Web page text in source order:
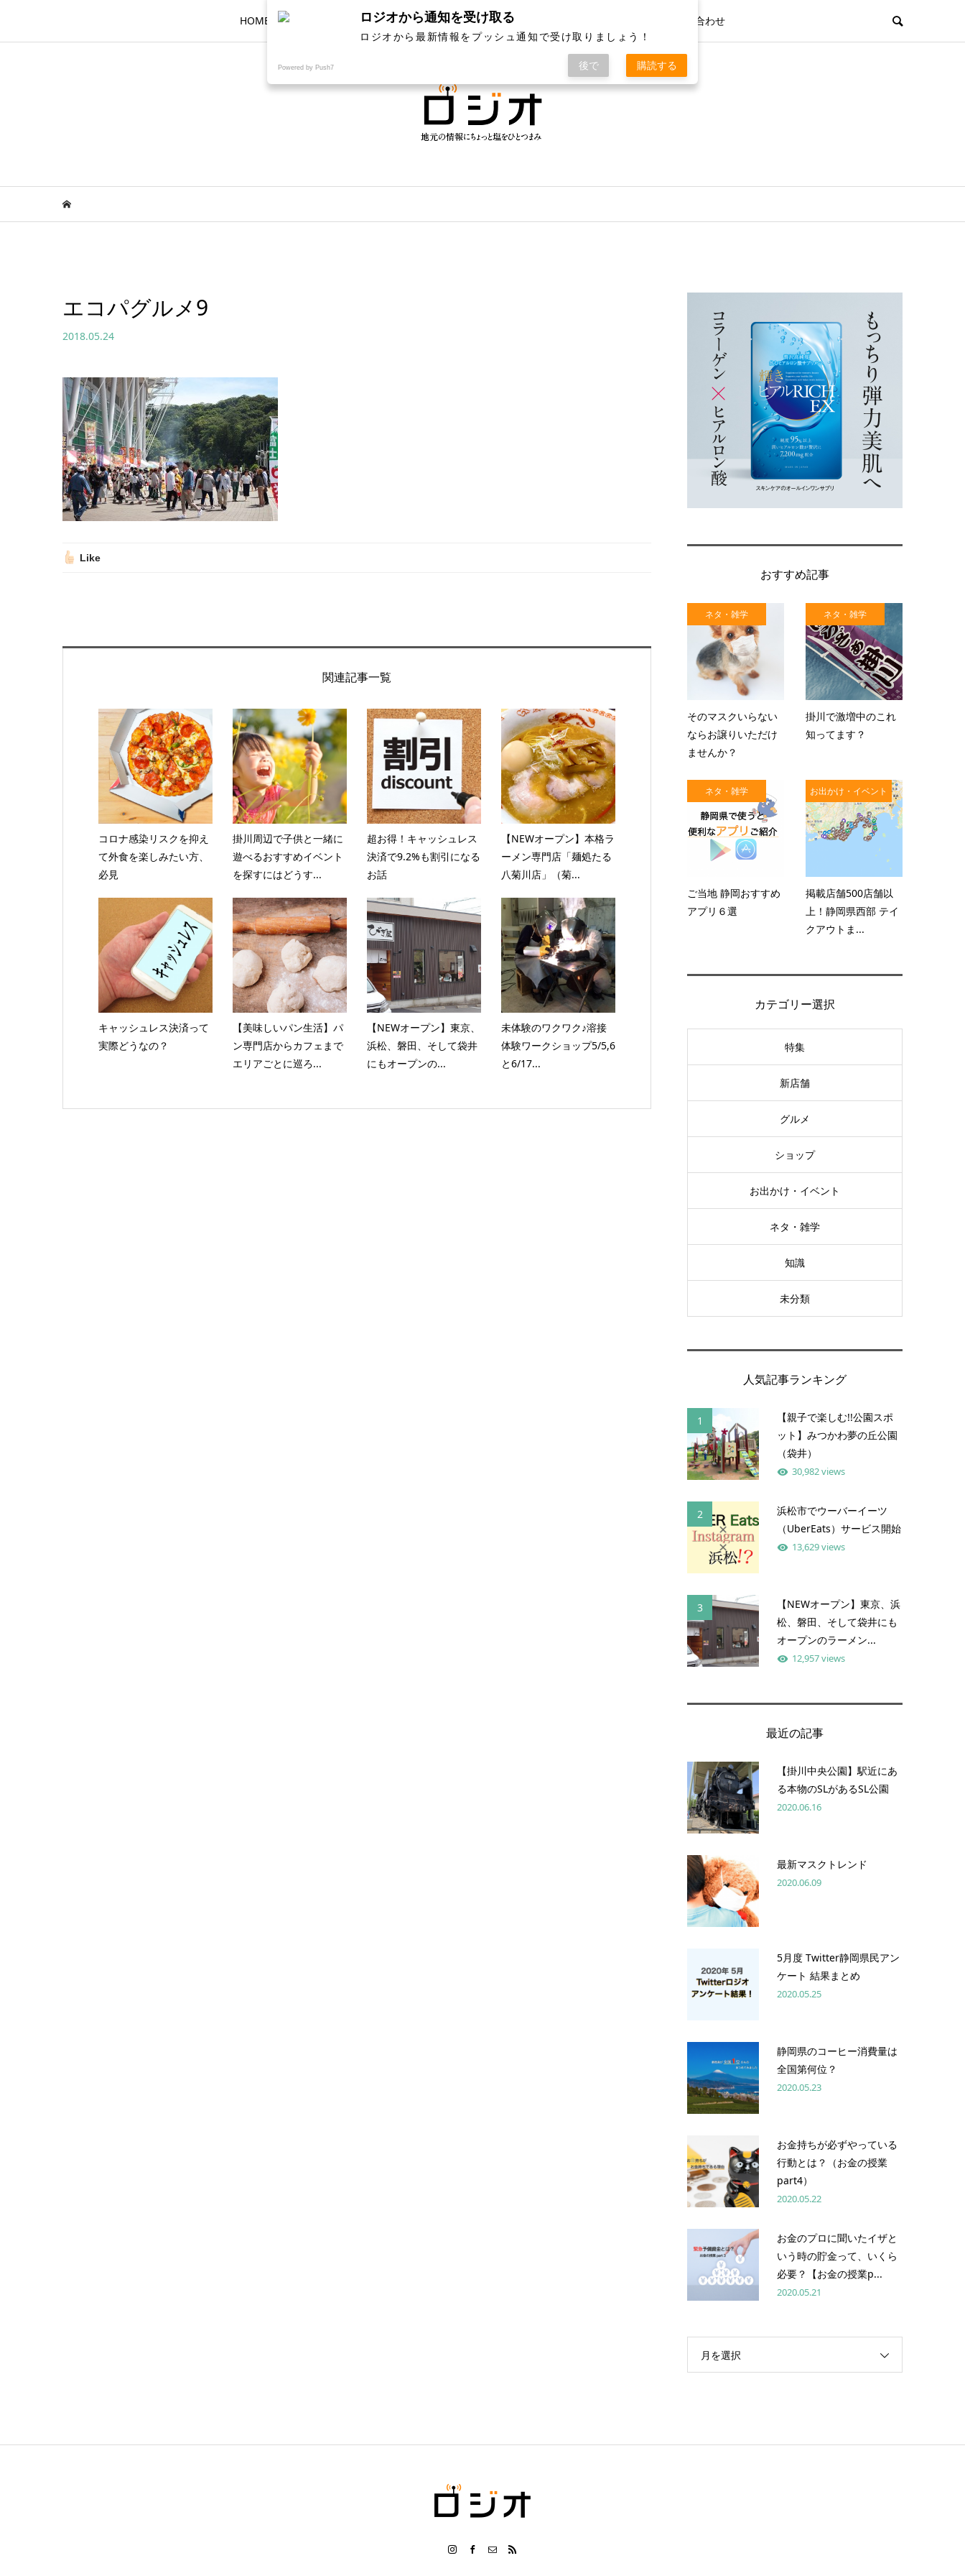
HOME ロジオって何？ 特集 記事ランキング お問い合わせ
エコパグルメ9
2018.05.24
Like
関連記事一覧
コロナ感染リスクを抑え
て外食を楽しみたい方、
必見
掛川周辺で子供と一緒に
遊べるおすすめイベント
を探すにはどうす...
超お得！キャッシュレス
決済で9.2%も割引になる
お話
【NEWオープン】本格ラ
ーメン専門店「麺処たる
八菊川店」（菊...
キャッシュレス決済って
実際どうなの？
【美味しいパン生活】パ
ン専門店からカフェまで
エリアごとに巡ろ...
【NEWオープン】東京、
浜松、磐田、そして袋井
にもオープンの...
未体験のワクワク♪溶接
体験ワークショップ5/5,6
と6/17...
おすすめ記事
ネタ・雑学
そのマスクいらない
ならお譲りいただけ
ませんか？
ネタ・雑学
掛川で激増中のこれ
知ってます？
ネタ・雑学
ご当地 静岡おすすめ
アプリ６選
お出かけ・イベント
掲載店舗500店舗以
上！静岡県西部 テイ
クアウトま...
カテゴリー選択
特集
新店舗
グルメ
ショップ
お出かけ・イベント
ネタ・雑学
知識
未分類
人気記事ランキング
1
【親子で楽しむ!!公園スポ
ット】みつかわ夢の丘公園
（袋井）
30,982 views
2
浜松市でウーバーイーツ
（UberEats）サービス開始
13,629 views
3
【NEWオープン】東京、浜
松、磐田、そして袋井にも
オープンのラーメン...
12,957 views
最近の記事
【掛川中央公園】駅近にあ
る本物のSLがあるSL公園
2020.06.16
最新マスクトレンド
2020.06.09
5月度 Twitter静岡県民アン
ケート 結果まとめ
2020.05.25
静岡県のコーヒー消費量は
全国第何位？
2020.05.23
お金持ちが必ずやっている
行動とは？（お金の授業
part4）
2020.05.22
お金のプロに聞いたイザと
いう時の貯金って、いくら
必要？【お金の授業p...
2020.05.21
月を選択
ロジオから通知を受け取る
ロジオから最新情報をプッシュ通知で受け取りましょう！
Powered by Push7 後で 購読する